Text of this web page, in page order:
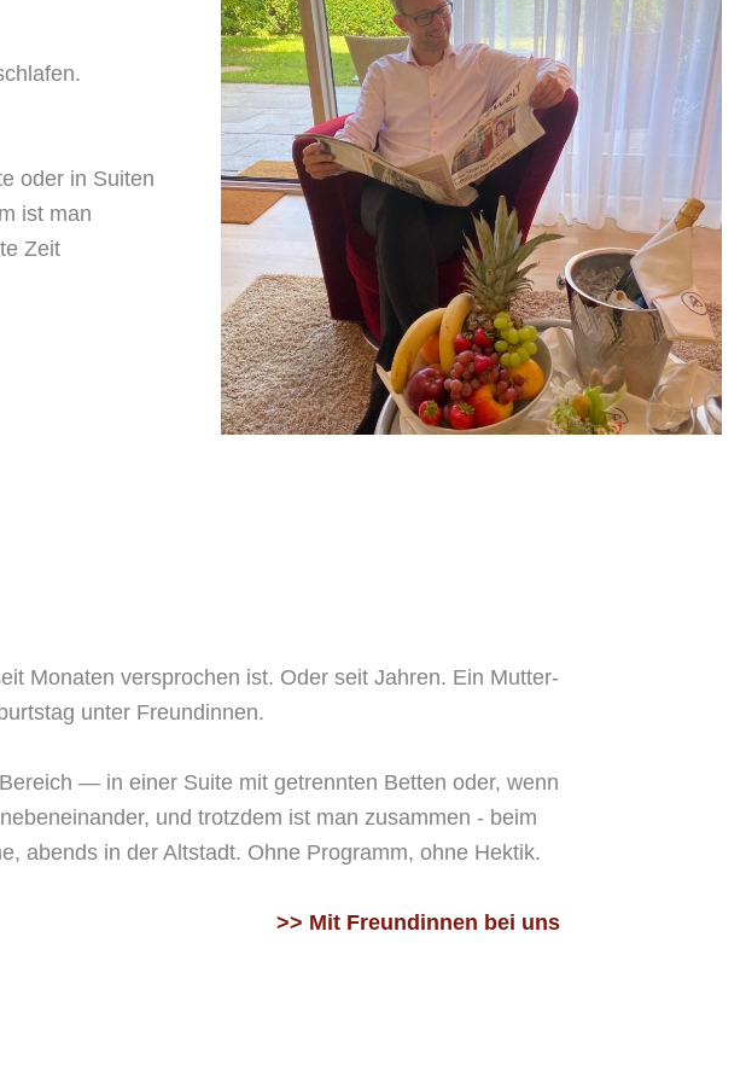
oder in Suiten
ist man
Zeit
Monaten versprochen ist. Oder seit Jahren. Ein Mutter-
unter Freundinnen.
— in einer Suite mit getrennten Betten oder, wenn
und trotzdem ist man zusammen - beim
abends in der Altstadt. Ohne Programm, ohne Hektik.
>> Mit Freundinnen bei uns